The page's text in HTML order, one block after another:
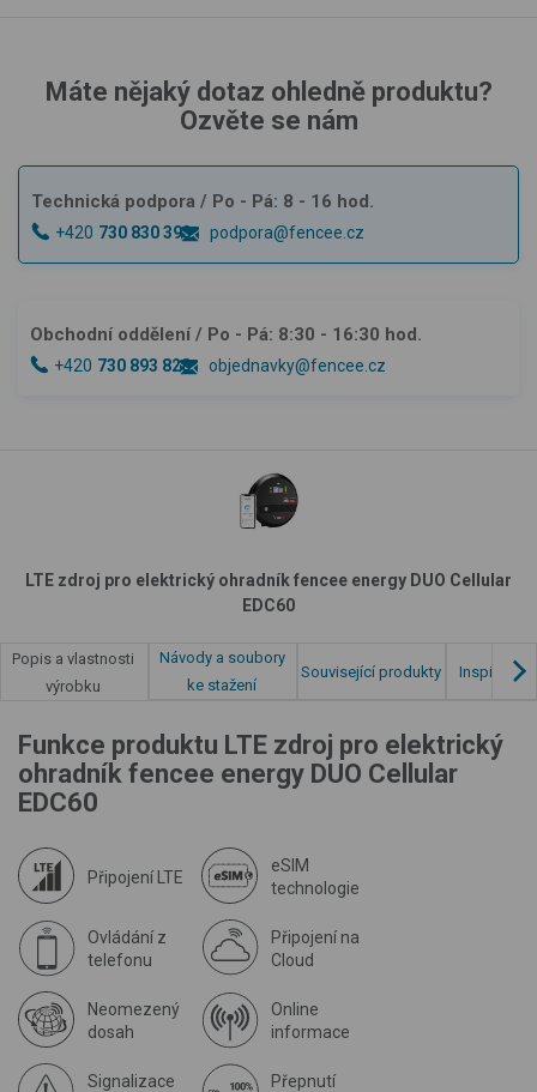
Máte nějaký dotaz ohledně produktu?
Ozvěte se nám
Technická podpora / Po - Pá: 8 - 16 hod.
+420 730 830 393 podpora@fencee.cz
Obchodní oddělení / Po - Pá: 8:30 - 16:30 hod.
+420 730 893 828 objednavky@fencee.cz
LTE zdroj pro elektrický ohradník fencee energy DUO Cellular
EDC60
Popis a vlastnosti
výrobku
Návody a soubory
ke stažení
Související produkty Inspirace
Funkce produktu LTE zdroj pro elektrický
ohradník fencee energy DUO Cellular
EDC60
Připojení LTE
eSIM
technologie
Ovládání z
telefonu
Připojení na
Cloud
Neomezený
dosah
Online
informace
Signalizace
Přepnutí